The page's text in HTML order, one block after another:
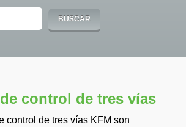
control de tres vías
control de tres vías KFM son